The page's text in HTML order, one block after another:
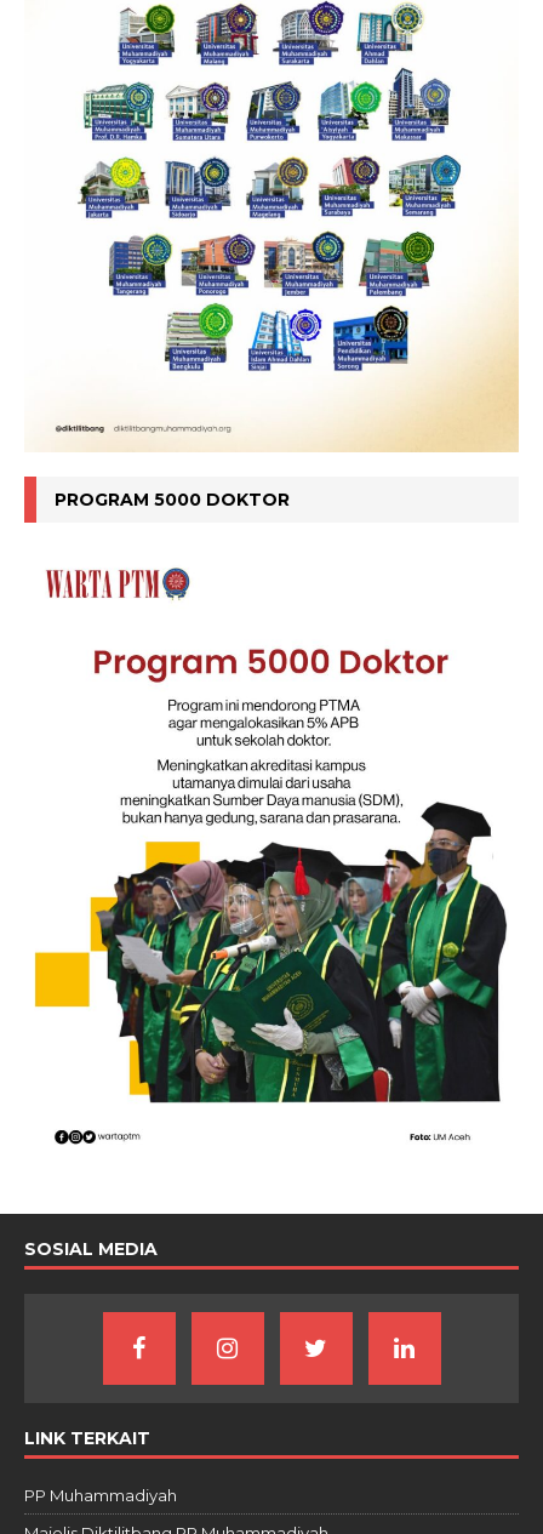
PROGRAM 5000 DOKTOR
SOSIAL MEDIA
LINK TERKAIT
PP Muhammadiyah